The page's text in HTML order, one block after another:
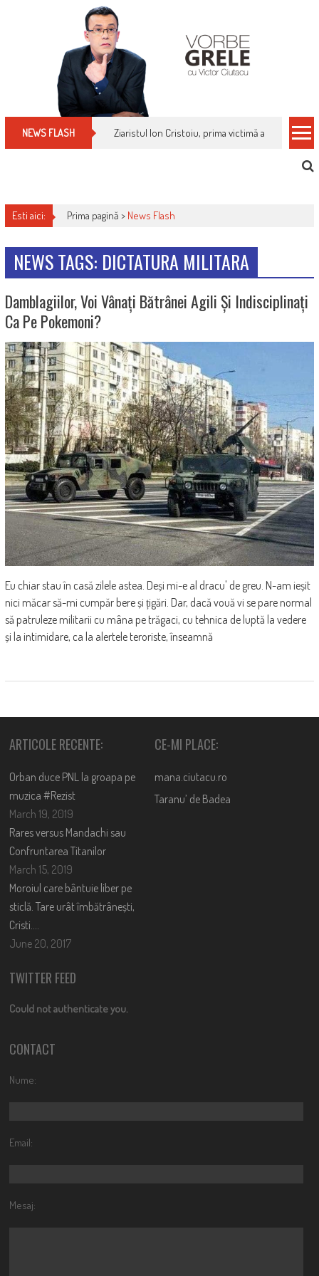
NEWS FLASH Ziaristul Ion Cristoiu, prima victimă a noi
Esti aici: Prima pagină > News Flash
NEWS TAGS: DICTATURA MILITARA
Damblagiilor, Voi Vânați Bătrânei Agili Și Indisciplinați
Ca Pe Pokemoni?
Eu chiar stau în casă zilele astea. Deși mi-e al dracu' de greu. N-am ieșit
nici măcar să-mi cumpăr bere și țigări. Dar, dacă vouă vi se pare normal
să patruleze militarii cu mâna pe trăgaci, cu tehnica de luptă la vedere
și la intimidare, ca la alertele teroriste, înseamnă
ARTICOLE RECENTE:
Orban duce PNL la groapa pe
muzica #Rezist
March 19, 2019
Rares versus Mandachi sau
Confruntarea Titanilor
March 15, 2019
Moroiul care bântuie liber pe
sticlă. Tare urât îmbătrânești,
Cristi….
June 20, 2017
CE-MI PLACE:
mana.ciutacu.ro
Taranu’ de Badea
TWITTER FEED
Could not authenticate you.
CONTACT
Nume:
Email:
Mesaj: